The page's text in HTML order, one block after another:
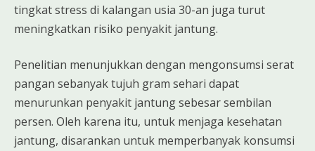
tingkat stress di kalangan usia 30-an juga turut
meningkatkan risiko penyakit jantung.
Penelitian menunjukkan dengan mengonsumsi serat
pangan sebanyak tujuh gram sehari dapat
menurunkan penyakit jantung sebesar sembilan
persen. Oleh karena itu, untuk menjaga kesehatan
jantung, disarankan untuk memperbanyak konsumsi